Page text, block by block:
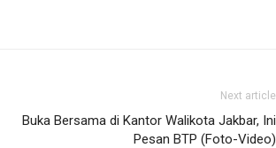
Next article
Buka Bersama di Kantor Walikota Jakbar, Ini
Pesan BTP (Foto-Video)